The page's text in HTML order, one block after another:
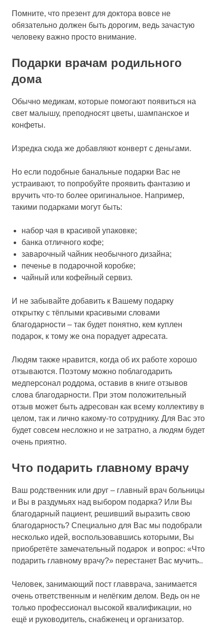
Помните, что презент для доктора вовсе не
обязательно должен быть дорогим, ведь зачастую
человеку важно просто внимание.
Подарки врачам родильного
дома
Обычно медикам, которые помогают появиться на
свет малышу, преподносят цветы, шампанское и
конфеты.
Изредка сюда же добавляют конверт с деньгами.
Но если подобные банальные подарки Вас не
устраивают, то попробуйте проявить фантазию и
вручить что-то более оригинальное. Например,
такими подарками могут быть:
набор чая в красивой упаковке;
банка отличного кофе;
заварочный чайник необычного дизайна;
печенье в подарочной коробке;
чайный или кофейный сервиз.
И не забывайте добавить к Вашему подарку
открытку с тёплыми красивыми словами
благодарности – так будет понятно, кем куплен
подарок, к тому же она порадует адресата.
Людям также нравится, когда об их работе хорошо
отзываются. Поэтому можно поблагодарить
медперсонал роддома, оставив в книге отзывов
слова благодарности. При этом положительный
отзыв может быть адресован как всему коллективу в
целом, так и лично какому-то сотруднику. Для Вас это
будет совсем несложно и не затратно, а людям будет
очень приятно.
Что подарить главному врачу
Ваш родственник или друг – главный врач больницы
и Вы в раздумьях над выбором подарка? Или Вы
благодарный пациент, решивший выразить свою
благодарность? Специально для Вас мы подобрали
несколько идей, воспользовавшись которыми, Вы
приобретёте замечательный подарок и вопрос: «Что
подарить главному врачу?» перестанет Вас мучить..
Человек, занимающий пост главврача, занимается
очень ответственным и нелёгким делом. Ведь он не
только профессионал высокой квалификации, но
ещё и руководитель, снабженец и организатор.